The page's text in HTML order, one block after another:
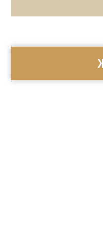
ИП Матвеева Олеся Олеговна